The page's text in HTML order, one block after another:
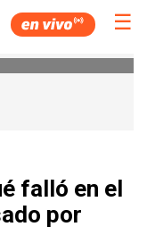
☰
falló en el
por